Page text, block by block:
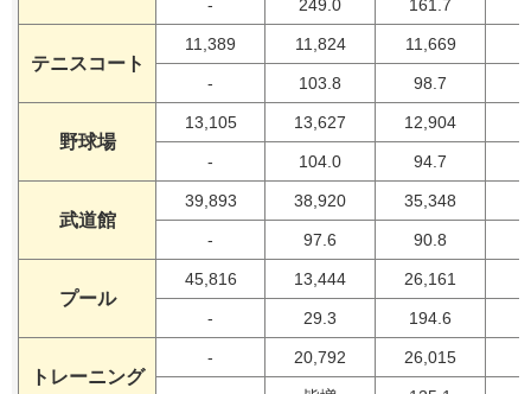
- 249.0 161.7
テニスコート
11,389 11,824 11,669
- 103.8 98.7
野球場
13,105 13,627 12,904
- 104.0 94.7
武道館
39,893 38,920 35,348
- 97.6 90.8
プール
45,816 13,444 26,161
- 29.3 194.6
トレーニング
- 20,792 26,015